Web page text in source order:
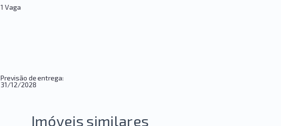
1 Vaga
Previsão de entrega:
31/12/2028
Imóveis similares